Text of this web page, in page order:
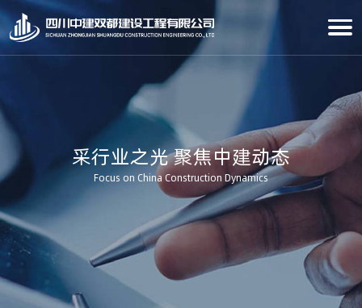
采行业之光 聚焦中建动态
Focus on China Construction Dynamics